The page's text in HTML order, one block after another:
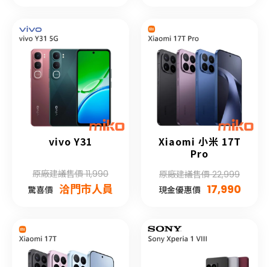
vivo Y31
原廠建議售價 11,990
驚喜價 洽門市人員
Xiaomi 小米 17T
Pro
原廠建議售價 22,999
現金優惠價 17,990